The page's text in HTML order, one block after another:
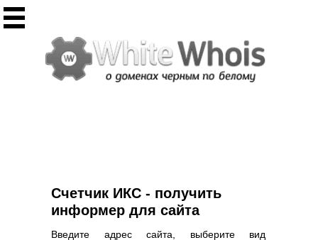
Инструменты
Массовый Whois
Регистрация домена
CHMOD калькулятор
Полезное
Счетчик ИКС - получить
информер для сайта
Введите адрес сайта, выберите вид